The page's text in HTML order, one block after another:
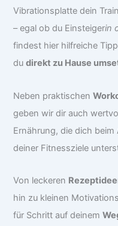
Vibrationsplatte dein
– egal ob du Einsteigerin
findest hier hilfreiche
dudirekt zu Hause
Neben praktischen
geben wir dir auch
Ernährung, die dich
deiner Fitnessziele
Von leckeren
hin zu kleinen
für Schritt auf deinem